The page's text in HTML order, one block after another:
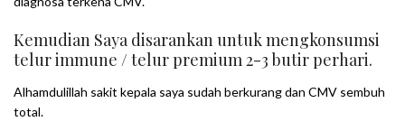
Kemudian Saya disarankan untuk mengkonsumsi
telur immune / telur premium 2-3 butir perhari.
Alhamdulillah sakit kepala saya sudah berkurang dan CMV sembuh
total.